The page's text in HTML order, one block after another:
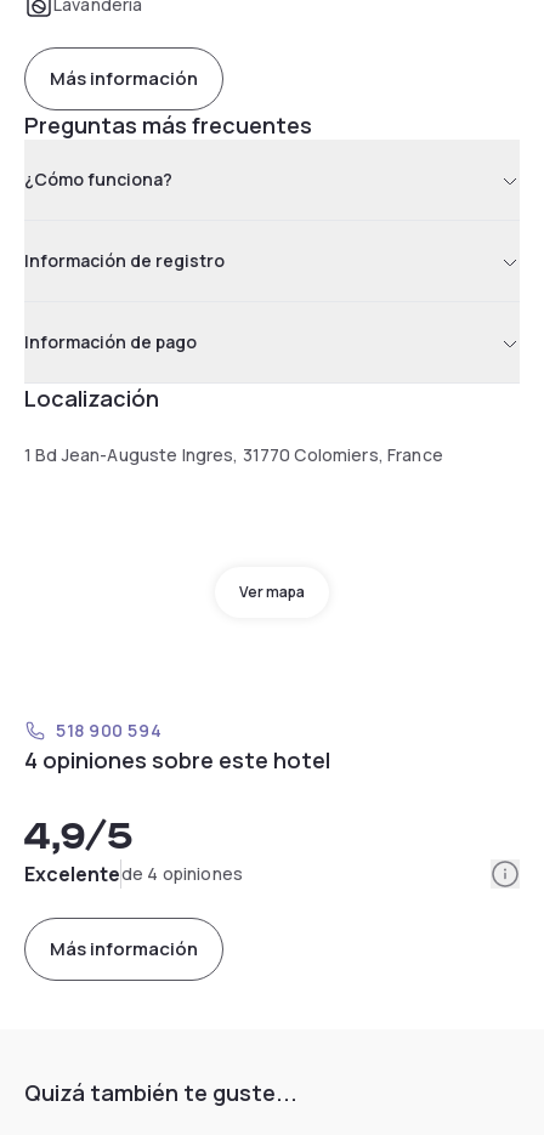
Más información
Preguntas más frecuentes
¿Cómo funciona?
Información de registro
Información de pago
Localización
1 Bd Jean-Auguste Ingres, 31770 Colomiers, France
Ver mapa
518 900 594
4 opiniones sobre este hotel
4,9/5
Excelentede 4 opiniones
Más información
Quizá también te guste...